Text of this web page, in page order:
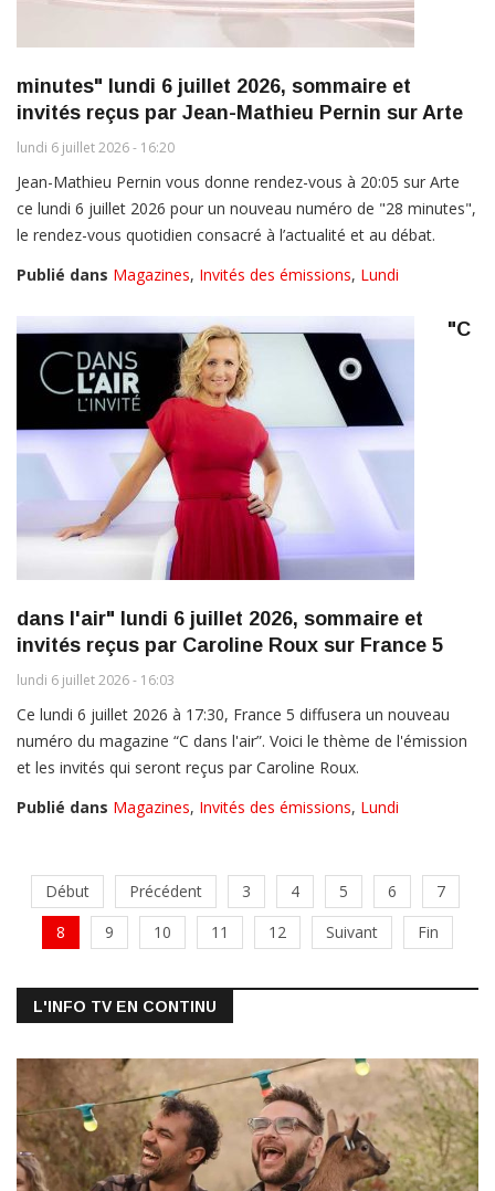
minutes" lundi 6 juillet 2026, sommaire et
invités reçus par Jean-Mathieu Pernin sur Arte
lundi 6 juillet 2026 - 16:20
Jean-Mathieu Pernin vous donne rendez-vous à 20:05 sur Arte
ce lundi 6 juillet 2026 pour un nouveau numéro de "28 minutes",
le rendez-vous quotidien consacré à l’actualité et au débat.
Publié dans Magazines, Invités des émissions, Lundi
"C
dans l'air" lundi 6 juillet 2026, sommaire et
invités reçus par Caroline Roux sur France 5
lundi 6 juillet 2026 - 16:03
Ce lundi 6 juillet 2026 à 17:30, France 5 diffusera un nouveau
numéro du magazine “C dans l'air”. Voici le thème de l'émission
et les invités qui seront reçus par Caroline Roux.
Publié dans Magazines, Invités des émissions, Lundi
Début Précédent 3 4 5 6
7
8
9 10 11 12 Suivant Fin
L'INFO TV EN CONTINU